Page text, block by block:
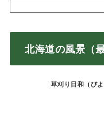
北海道の風景（最
草刈り日和（び